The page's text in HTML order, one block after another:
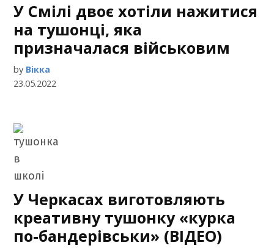
У Смілі двоє хотіли нажитися
на тушонці, яка
призначалася військовим
by Вікка
23.05.2022
У Черкасах виготовляють
креативну тушонку «курка
по-бандерівськи» (ВІДЕО)